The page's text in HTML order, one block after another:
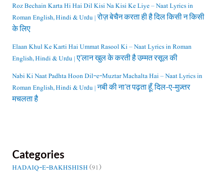
Roz Bechain Karta Hi Hai Dil Kisi Na Kisi Ke Liye – Naat Lyrics in
Roman English, Hindi & Urdu | रोज़ बेचैन करता ही है दिल किसी न किसी
के लिए
Elaan Khul Ke Karti Hai Ummat Rasool Ki – Naat Lyrics in Roman
English, Hindi & Urdu | ए’लान खुल के करती है उम्मत रसूल की
Nabi Ki Naat Padhta Hoon Dil-e-Muztar Machalta Hai – Naat Lyrics in
Roman English, Hindi & Urdu | नबी की ना’त पढ़ता हूँ, दिल-ए-मुज़्तर
मचलता है
Categories
HADAIQ-E-BAKHSHISH(91)